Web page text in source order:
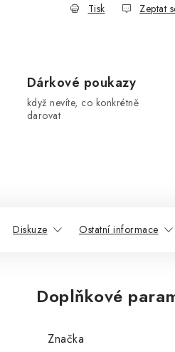
Tisk Zeptat
Dárkové poukazy
když nevíte, co konkrétně
darovat
Diskuze Ostatní informace
Doplňkové
Značka